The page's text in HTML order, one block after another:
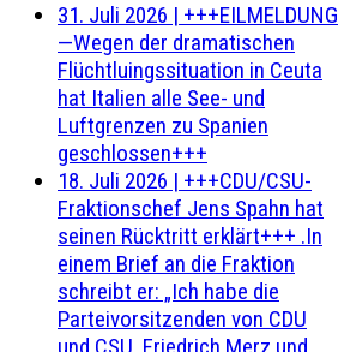
31. Juli 2026 | +++EILMELDUNG
—Wegen der dramatischen
Flüchtluingssituation in Ceuta
hat Italien alle See- und
Luftgrenzen zu Spanien
geschlossen+++
18. Juli 2026 | +++CDU/CSU-
Fraktionschef Jens Spahn hat
seinen Rücktritt erklärt+++ .In
einem Brief an die Fraktion
schreibt er: „Ich habe die
Parteivorsitzenden von CDU